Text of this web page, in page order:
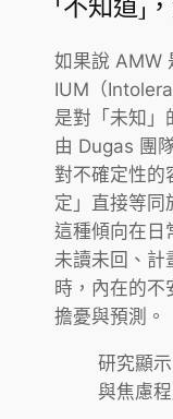
「不知道
如果說 AMW
IUM（
是對「未知」
由 Dugas 團
對不確定性的
定」直接等同
這種傾向在日
未讀未回、計
時，內在的不
擔憂與預測。
研究顯
與焦慮